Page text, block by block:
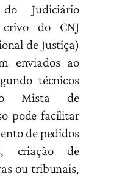
Judiciário
do CNJ
de Justiça)
enviados ao
técnicos
Mista de
pode facilitar
de pedidos
criação de
ou tribunais,